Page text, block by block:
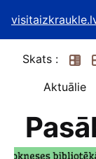
Skats :
Aktuālie